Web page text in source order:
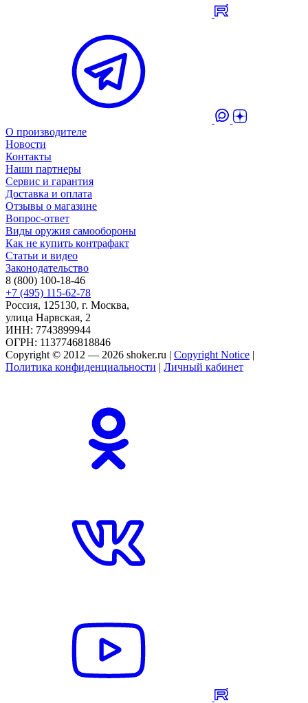
О производителе
Новости
Контакты
Наши партнеры
Сервис и гарантия
Доставка и оплата
Отзывы о магазине
Вопрос-ответ
Виды оружия самообороны
Как не купить контрафакт
Статьи и видео
Законодательство
8 (800) 100-18-46
+7 (495) 115-62-78
Россия, 125130, г. Москва,
улица Нарвская, 2
ИНН: 7743899944
ОГРН: 1137746818846
Copyright © 2012 — 2026 shoker.ru | Copyright Notice |
Политика конфиденциальности | Личный кабинет